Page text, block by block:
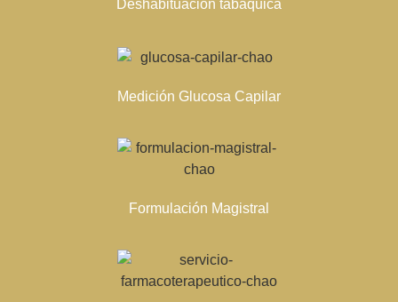
Deshabituación tabáquica
Medición Glucosa Capilar
Formulación Magistral